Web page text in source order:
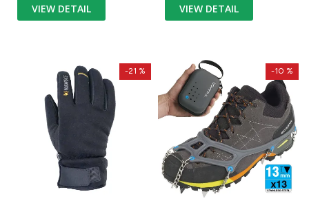
VIEW DETAIL VIEW DETAIL
-21 % -10 %